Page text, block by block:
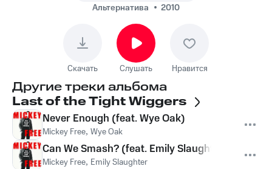
Альтернатива
2010
Скачать Слушать Нравится
Другие треки альбома
Last of the Tight Wiggers
Never Enough (feat. Wye Oak)
Mickey Free, Wye Oak
Can We Smash? (feat. Emily Slaughter)
Mickey Free, Emily Slaughter